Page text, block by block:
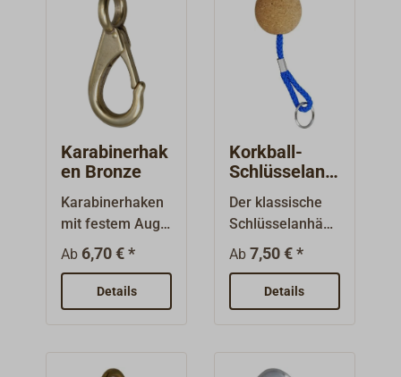
Karabinerhak
en Bronze
Karabinerhaken
mit festem Auge
aus
seewasserbestä
ndiger Mangan-
Bronze, Feder
Ab 6,70 € *
Details
Korkball-
Schlüsselanh
änger
Der klassische
Schlüsselanhäng
er für den
Segler: Durch die
Auftriebskraft
des
Ab 7,50 € *
Details